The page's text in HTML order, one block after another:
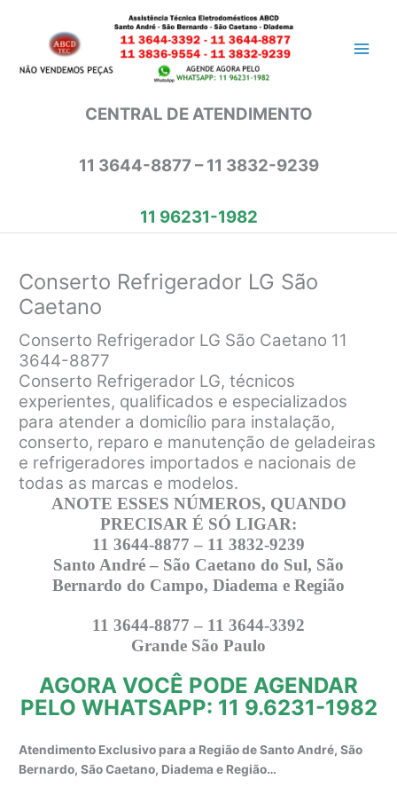
conteúdo
CENTRAL DE ATENDIMENTO
11 3644-8877 – 11 3832-9239
11 96231-1982
Conserto Refrigerador LG São
Caetano
Conserto Refrigerador LG São Caetano 11
3644-8877
Conserto Refrigerador LG, técnicos
experientes, qualificados e especializados
para atender a domicílio para instalação,
conserto, reparo e manutenção de geladeiras
e refrigeradores importados e nacionais de
todas as marcas e modelos.
ANOTE ESSES NÚMEROS, QUANDO
PRECISAR É SÓ LIGAR:
11 3644-8877 – 11 3832-9239
Santo André – São Caetano do Sul, São
Bernardo do Campo, Diadema e Região
11 3644-8877 – 11 3644-3392
Grande São Paulo
AGORA VOCÊ PODE AGENDAR
PELO WHATSAPP: 11 9.6231-1982
Atendimento Exclusivo para a Região de Santo André, São
Bernardo, São Caetano, Diadema e Região…